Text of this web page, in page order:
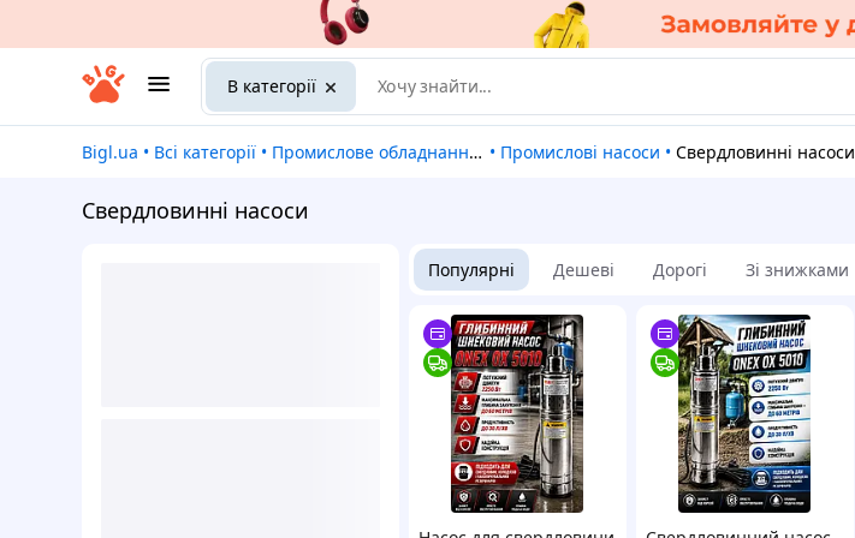
В категорії
Bigl.ua • Всі категорії • Промислове обладнання та верстати • Промислові насоси • Свердловинні насоси
Свердловинні насоси
Популярні Дешеві Дорогі Зі знижками